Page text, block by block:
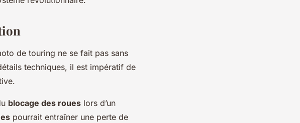
de touring ne se fait pas sans
techniques, il est impératif de
blocage des roues lors d’un
pourrait entraîner une perte de